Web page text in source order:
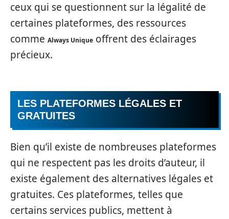
ceux qui se questionnent sur la légalité de
certaines plateformes, des ressources
comme Always Unique offrent des éclairages
précieux.
LES PLATEFORMES LÉGALES ET
GRATUITES
Bien qu’il existe de nombreuses plateformes
qui ne respectent pas les droits d’auteur, il
existe également des alternatives légales et
gratuites. Ces plateformes, telles que
certains services publics, mettent à